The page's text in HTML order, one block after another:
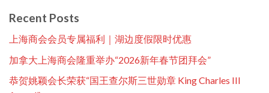
Recent Posts
上海商会会员专属福利｜湖边度假限时优惠
加拿大上海商会隆重举办“2026新年春节团拜会”
恭贺姚颖会长荣获“国王查尔斯三世勋章 King Charles III